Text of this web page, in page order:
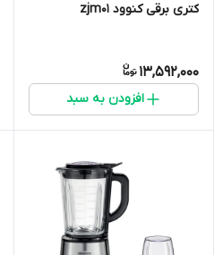
کتری برقی کنوود zjm01
13,592,000
افزودن به سبد